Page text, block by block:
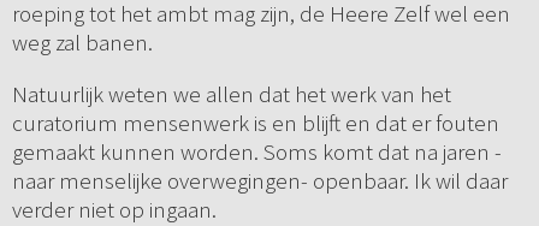
roeping tot het ambt mag zijn, de Heere Zelf wel een
weg zal banen.
Natuurlijk weten we allen dat het werk van het
curatorium mensenwerk is en blijft en dat er fouten
gemaakt kunnen worden. Soms komt dat na jaren -
naar menselijke overwegingen- openbaar. Ik wil daar
verder niet op ingaan.